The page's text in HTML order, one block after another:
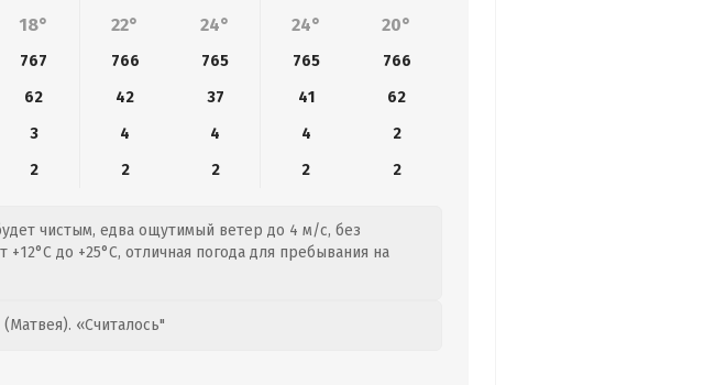
18° 22° 24° 24° 20°
767 766 765 765
766
62 42 37 41
62
3 4 4 4
2
2 2 2 2 2
чистым, едва ощутимый ветер до 4 м/с, без
+12°C до +25°C, отличная погода для пребывания на
«Считалось"